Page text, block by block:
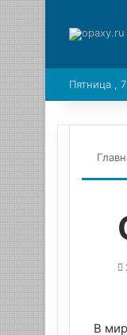
Пятница ,
В